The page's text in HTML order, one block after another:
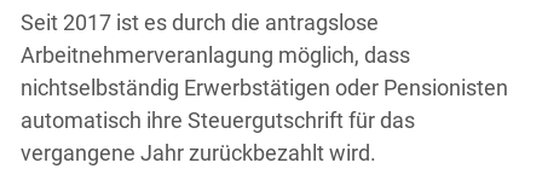
Seit 2017 ist es durch die antragslose
Arbeitnehmerveranlagung möglich, dass
nichtselbständig Erwerbstätigen oder Pensionisten
automatisch ihre Steuergutschrift für das
vergangene Jahr zurückbezahlt wird.